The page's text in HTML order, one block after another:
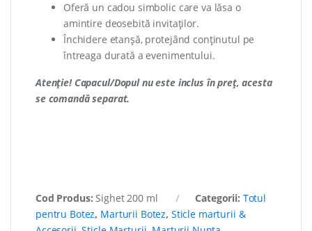
Oferă un cadou simbolic care va lăsa o
amintire deosebită invitaților.
Închidere etanșă, protejând conținutul pe
întreaga durată a evenimentului.
Atenție! Capacul/Dopul nu este inclus în preț, acesta
se comandă separat.
Cod Produs:Sighet 200 ml Categorii: Totul
pentru Botez, Marturii Botez, Sticle marturii &